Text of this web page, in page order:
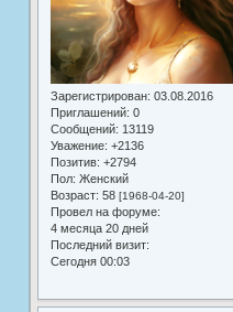
Зарегистрирован: 03.08.2016
Приглашений: 0
Сообщений: 13119
Уважение: +2136
Позитив: +2794
Пол: Женский
Возраст: 58 [1968-04-20]
Провел на форуме:
4 месяца 20 дней
Последний визит:
Сегодня 00:03